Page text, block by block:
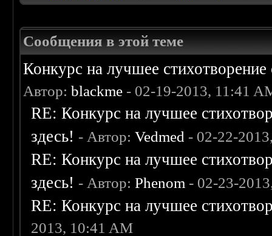
Сообщения в этой теме
Конкурс на лучшее
Автор:blackme - 02-19-2013, 11:41
RE: Конкурс на лучшее
здесь! - Автор:Vedmed - 02-22-
RE: Конкурс на лучшее
здесь! - Автор:Phenom - 02-23-
RE: Конкурс на лучшее
2013, 10:41 AM